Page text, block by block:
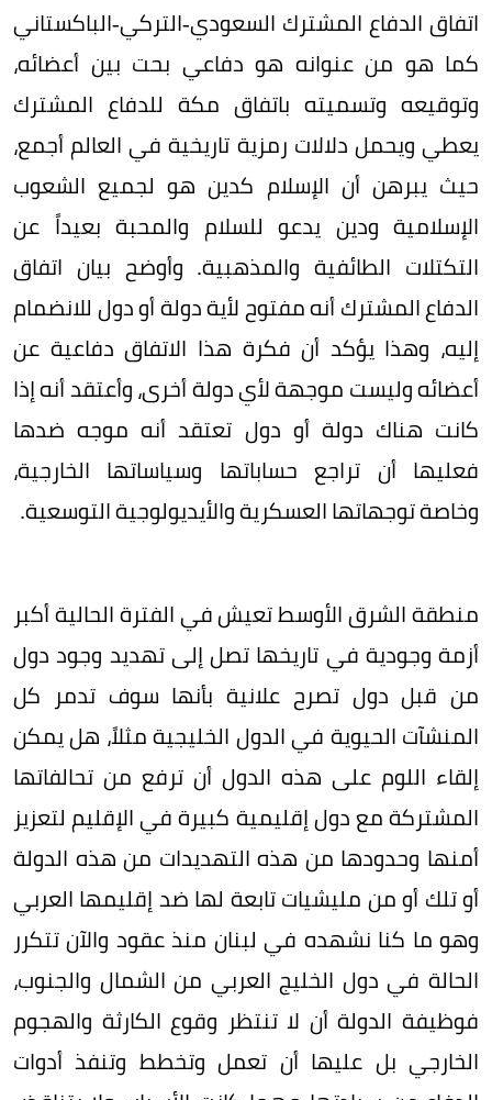
اتفاق الدفاع المشترك السعودي-التركي-الباكستاني
كما هو من عنوانه هو دفاعي بحت بين أعضائه،
وتوقيعه وتسميته باتفاق مكة للدفاع المشترك
يعطي ويحمل دلالات رمزية تاريخية في العالم أجمع،
حيث يبرهن أن الإسلام كدين هو لجميع الشعوب
الإسلامية ودين يدعو للسلام والمحبة بعيداً عن
التكتلات الطائفية والمذهبية. وأوضح بيان اتفاق
الدفاع المشترك أنه مفتوح لأية دولة أو دول للانضمام
إليه، وهذا يؤكد أن فكرة هذا الاتفاق دفاعية عن
أعضائه وليست موجهة لأي دولة أخرى، وأعتقد أنه إذا
كانت هناك دولة أو دول تعتقد أنه موجه ضدها
فعليها أن تراجع حساباتها وسياساتها الخارجية،
وخاصة توجهاتها العسكرية والأيديولوجية التوسعية.
منطقة الشرق الأوسط تعيش في الفترة الحالية أكبر
أزمة وجودية في تاريخها تصل إلى تهديد وجود دول
من قبل دول تصرح علانية بأنها سوف تدمر كل
المنشآت الحيوية في الدول الخليجية مثلاً، هل يمكن
إلقاء اللوم على هذه الدول أن ترفع من تحالفاتها
المشتركة مع دول إقليمية كبيرة في الإقليم لتعزيز
أمنها وحدودها من هذه التهديدات من هذه الدولة
أو تلك أو من مليشيات تابعة لها ضد إقليمها العربي
وهو ما كنا نشهده في لبنان منذ عقود والآن تتكرر
الحالة في دول الخليج العربي من الشمال والجنوب،
فوظيفة الدولة أن لا تنتظر وقوع الكارثة والهجوم
الخارجي بل عليها أن تعمل وتخطط وتنفذ أدوات